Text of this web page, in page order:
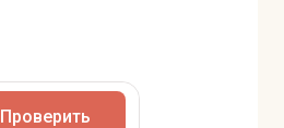
Проверить